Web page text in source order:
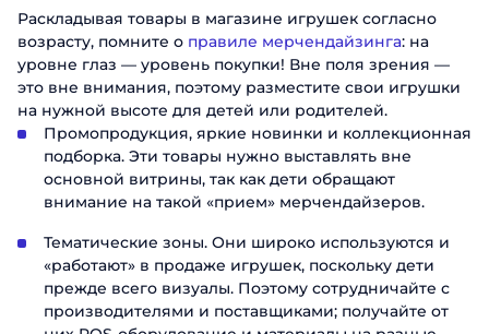
Раскладывая товары в магазине игрушек согласно
возрасту, помните о правиле мерчендайзинга: на
уровне глаз — уровень покупки! Вне поля зрения —
это вне внимания, поэтому разместите свои игрушки
на нужной высоте для детей или родителей.
Промопродукция, яркие новинки и коллекционная
подборка. Эти товары нужно выставлять вне
основной витрины, так как дети обращают
внимание на такой «прием» мерчендайзеров.
Тематические зоны. Они широко используются и
«работают» в продаже игрушек, поскольку дети
прежде всего визуалы. Поэтому сотрудничайте с
производителями и поставщиками; получайте от
Фамилия
Телефон
Название компании
Спасибо за
Мы ценим, что вы заинтересовались
сотрудников свяжется с вами в
Заказать
Поговорите с нашим
Имя Спасибо за
Мы ценим, что вы заинтересовались
сотрудников свяжется с вами в
Спасибо за
Мы ценим, что вы заинтересовались
сотрудников свяжется с вами в